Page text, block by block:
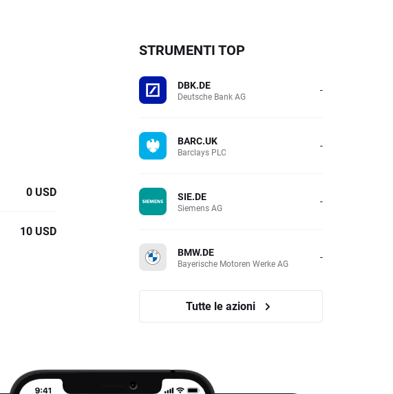
0 USD
10 USD
STRUMENTI TOP
DBK.DE
Deutsche Bank AG -
BARC.UK
Barclays PLC -
SIE.DE
Siemens AG -
BMW.DE
Bayerische Motoren Werke AG -
Tutte le azioni